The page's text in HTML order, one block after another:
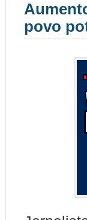
povo